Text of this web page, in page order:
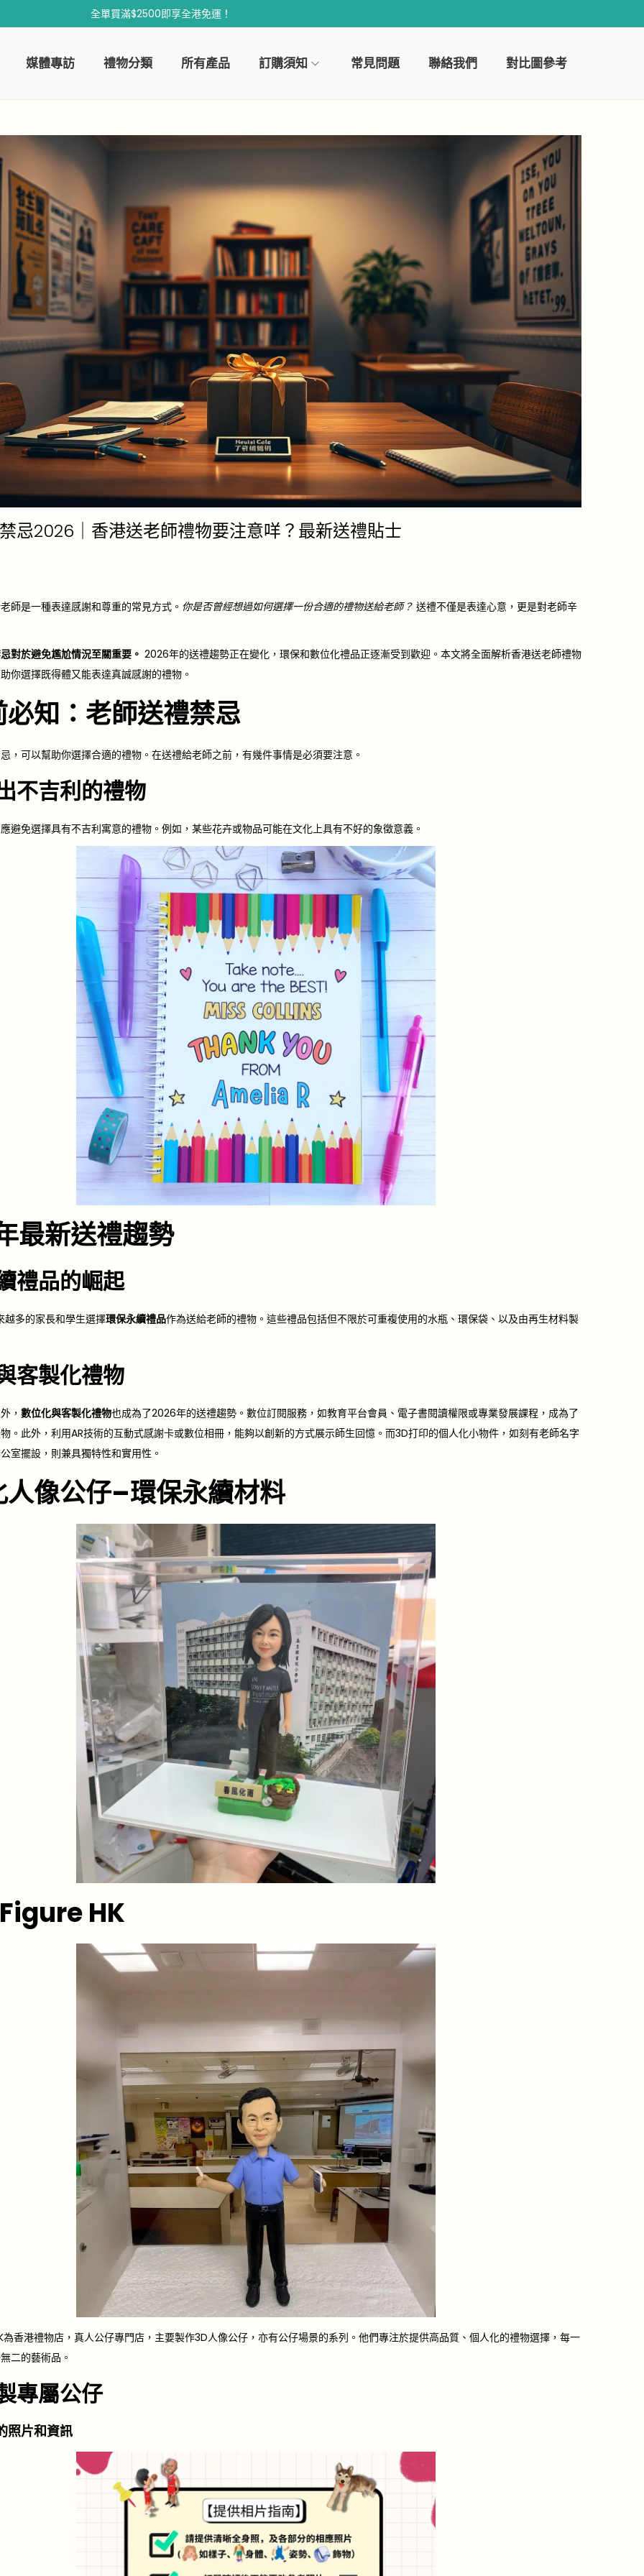
全單買滿$2500即享全港免運！
媒體專訪 禮物分類 所有產品 訂購須知 常見問題 聯絡我們 對比圖參考
忌2026｜香港送老師禮物要注意咩？最新送禮貼士
師是一種表達感謝和尊重的常見方式。 你是否曾經想過如何選擇一份合適的禮物送給老師？ 送禮不僅是表達心意，更是對老師辛
對於避免尷尬情況至關重要。 2026年的送禮趨勢正在變化，環保和數位化禮品正逐漸受到歡迎。本文將全面解析香港送老師禮物
你選擇既得體又能表達真誠感謝的禮物。
知：老師送禮禁忌
，可以幫助你選擇合適的禮物。在送禮給老師之前，有幾件事情是必須要注意。
不吉利的禮物
避免選擇具有不吉利寓意的禮物。例如，某些花卉或物品可能在文化上具有不好的象徵意義。
最新送禮趨勢
禮品的崛起
多的家長和學生選擇環保永續禮品作為送給老師的禮物。這些禮品包括但不限於可重複使用的水瓶、環保袋、以及由再生材料製
客製化禮物
， 數位化與客製化禮物也成為了2026年的送禮趨勢。數位訂閱服務，如教育平台會員、電子書閱讀權限或專業發展課程，成為了
。此外，利用AR技術的互動式感謝卡或數位相冊，能夠以創新的方式展示師生回憶。而3D打印的個人化小物件，如刻有老師名字
室擺設，則兼具獨特性和實用性。
人像公仔–環保永續材料
HK
香港禮物店，真人公仔專門店，主要製作3D人像公仔，亦有公仔場景的系列。他們專注於提供高品質、個人化的禮物選擇 ，每一
二的藝術品。
專屬公仔
照片和資訊